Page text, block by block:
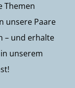
Themen
unsere Paare
– und erhalte
unserem